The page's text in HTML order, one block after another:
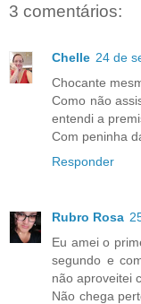
3 comentários:
Chelle 24 de
Chocante
Como não
entendi a
Com peninha
Responder
Rubro Rosa
Eu amei o
segundo e
não aproveitei
Não chega